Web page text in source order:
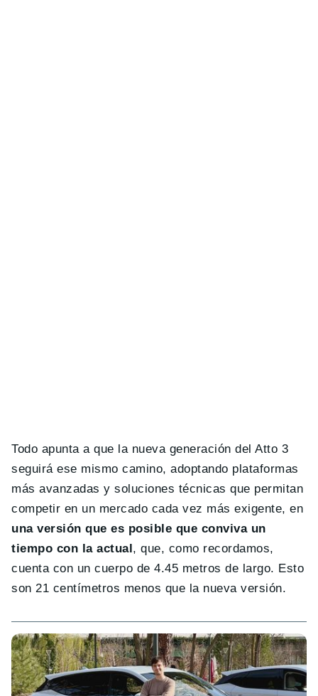
Todo apunta a que la nueva generación del Atto 3
seguirá ese mismo camino, adoptando plataformas
más avanzadas y soluciones técnicas que permitan
competir en un mercado cada vez más exigente, en
una versión que es posible que conviva un
tiempo con la actual, que, como recordamos,
cuenta con un cuerpo de 4.45 metros de largo. Esto
son 21 centímetros menos que la nueva versión.